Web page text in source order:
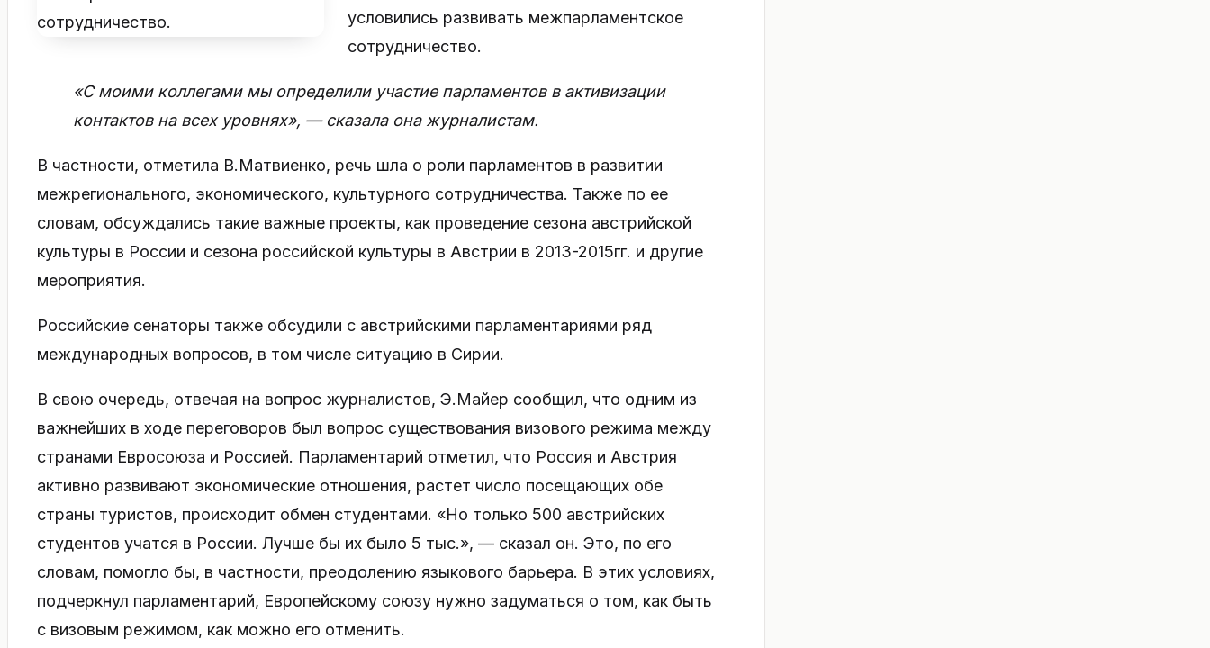
условились развивать межпарламентское
сотрудничество.
«С моими коллегами мы определили участие парламентов в активизации
контактов на всех уровнях», — сказала она журналистам.
В частности, отметила В.Матвиенко, речь шла о роли парламентов в развитии
межрегионального, экономического, культурного сотрудничества. Также по ее
словам, обсуждались такие важные проекты, как проведение сезона австрийской
культуры в России и сезона российской культуры в Австрии в 2013-2015гг. и другие
мероприятия.
Российские сенаторы также обсудили с австрийскими парламентариями ряд
международных вопросов, в том числе ситуацию в Сирии.
В свою очередь, отвечая на вопрос журналистов, Э.Майер сообщил, что одним из
важнейших в ходе переговоров был вопрос существования визового режима между
странами Евросоюза и Россией. Парламентарий отметил, что Россия и Австрия
активно развивают экономические отношения, растет число посещающих обе
страны туристов, происходит обмен студентами. «Но только 500 австрийских
студентов учатся в России. Лучше бы их было 5 тыс.», — сказал он. Это, по его
словам, помогло бы, в частности, преодолению языкового барьера. В этих условиях,
подчеркнул парламентарий, Европейскому союзу нужно задуматься о том, как быть
с визовым режимом, как можно его отменить.